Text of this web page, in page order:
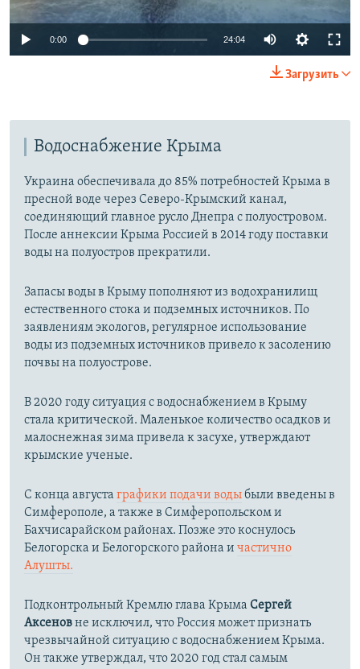
Auto 270p 360p 480p
1080p
0:00 24:04
270p
480p
Загрузить
Водоснабжение Крыма
Украина обеспечивала до 85% потребностей Крыма в
пресной воде через Северо-Крымский канал,
соединяющий главное русло Днепра с полуостровом.
После аннексии Крыма Россией в 2014 году поставки
воды на полуостров прекратили.
Запасы воды в Крыму пополняют из водохранилищ
естественного стока и подземных источников. По
заявлениям экологов, регулярное использование
воды из подземных источников привело к засолению
почвы на полуострове.
В 2020 году ситуация с водоснабжением в Крыму
стала критической. Маленькое количество осадков и
малоснежная зима привела к засухе, утверждают
крымские ученые.
С конца августа графики подачи водыбыли введены в
Симферополе, а также в Симферопольском и
Бахчисарайском районах. Позже это коснулось
Белогорска и Белогорского района и частично
Алушты.
Подконтрольный Кремлю глава Крыма Сергей
Аксеновне исключил, что Россия может признать
чрезвычайной ситуацию с водоснабжением Крыма.
Он также утверждал, что 2020 год стал самым